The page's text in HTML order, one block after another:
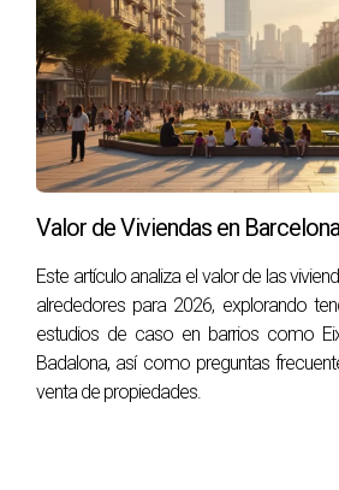
Román Mazo, un experto confiable
inmobiliario, listo para ayudarte en
Valor de Viviendas en
Este artículo analiza el valor de las
alrededores para 2026, explorando
estudios de caso en barrios como
Badalona, así como preguntas
venta de propiedades.